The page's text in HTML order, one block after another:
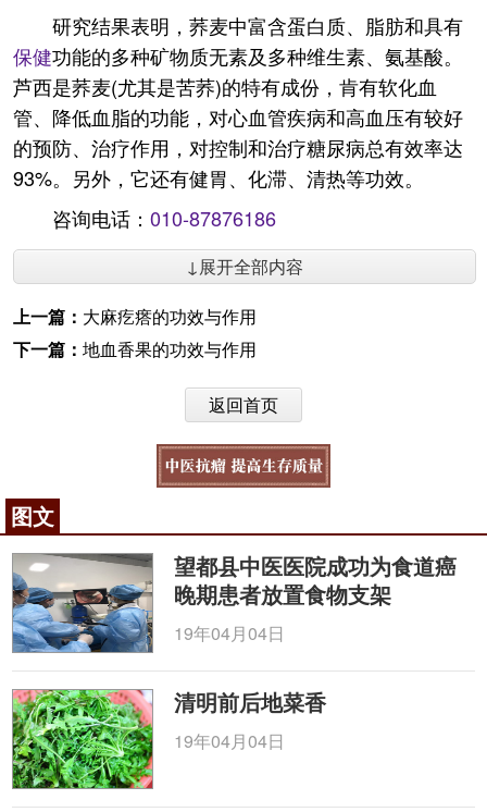
研究结果表明，荞麦中富含蛋白质、脂肪和具有
保健功能的多种矿物质无素及多种维生素、氨基酸。
芦西是荞麦(尤其是苦荞)的特有成份，肯有软化血
管、降低血脂的功能，对心血管疾病和高血压有较好
的预防、治疗作用，对控制和治疗糖尿病总有效率达
93%。另外，它还有健胃、化滞、清热等功效。
咨询电话： 010-87876186
↓展开全部内容
上一篇： 大麻疙瘩的功效与作用
下一篇： 地血香果的功效与作用
返回首页
图文
望都县中医医院成功为食道癌
晚期患者放置食物支架
19年04月04日
清明前后地菜香
19年04月04日